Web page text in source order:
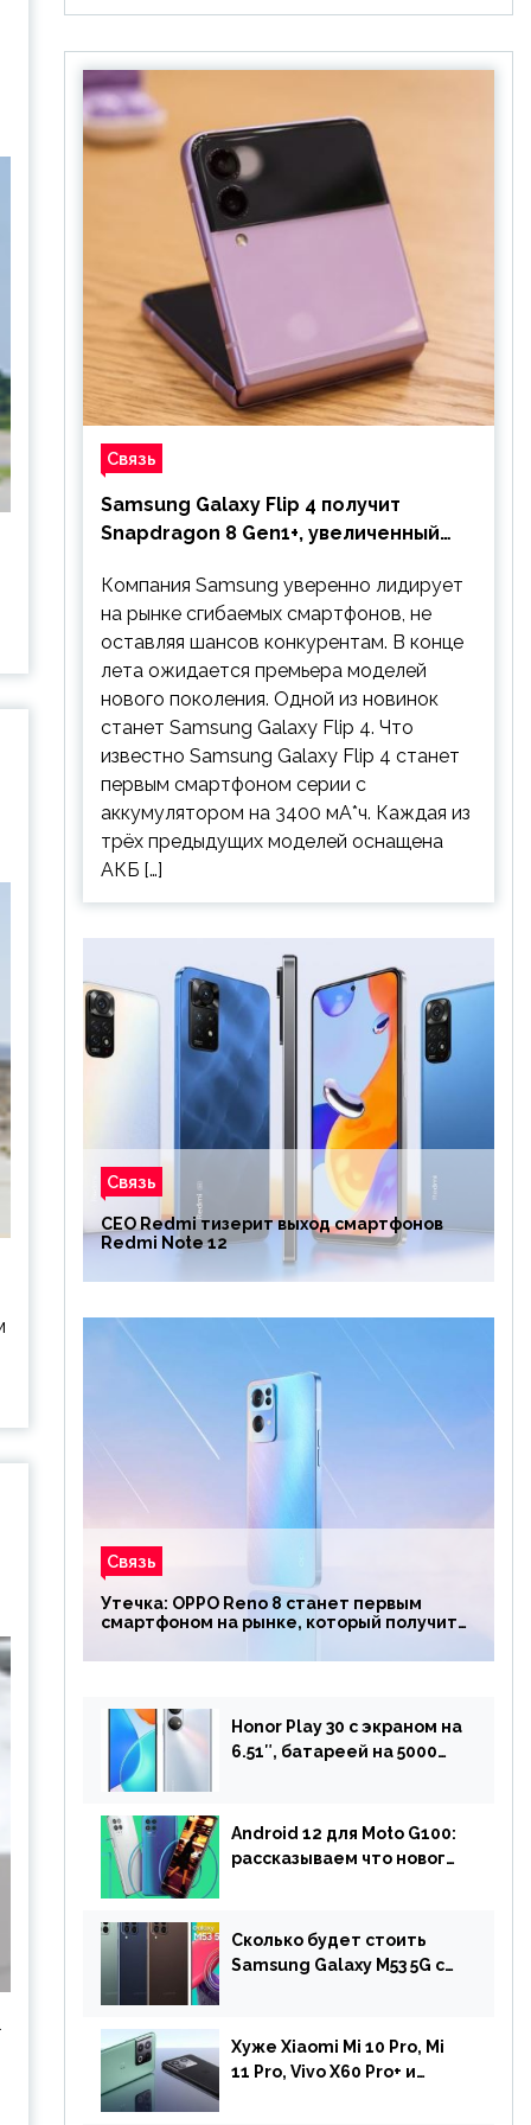
Связь
Samsung Galaxy Flip 4 получит
Snapdragon 8 Gen1+, увеличенный
дешевле предшественника
Компания Samsung уверенно лидирует
на рынке сгибаемых смартфонов, не
оставляя шансов конкурентам. В конце
лета ожидается премьера моделей
нового поколения. Одной из новинок
станет Samsung Galaxy Flip 4. Что
известно Samsung Galaxy Flip 4 станет
первым смартфоном серии с
аккумулятором на 3400 мА*ч. Каждая из
трёх предыдущих моделей оснащена
АКБ […]
Связь
CEO Redmi тизерит выход смартфонов
Redmi Note 12
Связь
Утечка: OPPO Reno 8 станет первым
смартфоном на рынке, который получит
Honor Play 30 с экраном на
6.51″, батареей на 5000
Android 12 для Moto G100:
рассказываем что нового
Сколько будет стоить
Samsung Galaxy M53 5G с
Европе
Хуже Xiaomi Mi 10 Pro, Mi
11 Pro, Vivo X60 Pro+ и